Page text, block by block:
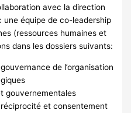
avec la direction
une équipe de co-leadership
(ressources humaines et
dans les dossiers suivants:
de l’organisation
gouvernementales
et consentement